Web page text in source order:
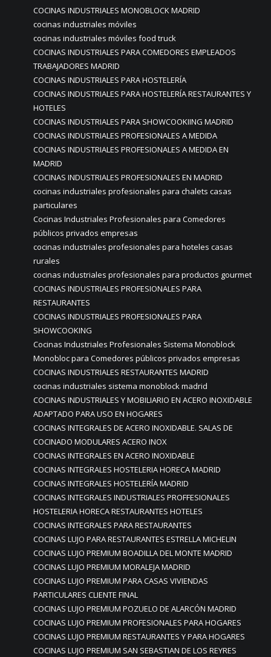
COCINAS INDUSTRIALES MONOBLOCK MADRID
cocinas industriales móviles
cocinas industriales móviles food truck
COCINAS INDUSTRIALES PARA COMEDORES EMPLEADOS
TRABAJADORES MADRID
COCINAS INDUSTRIALES PARA HOSTELERÍA
COCINAS INDUSTRIALES PARA HOSTELERÍA RESTAURANTES Y
HOTELES
COCINAS INDUSTRIALES PARA SHOWCOOKIING MADRID
COCINAS INDUSTRIALES PROFESIONALES A MEDIDA
COCINAS INDUSTRIALES PROFESIONALES A MEDIDA EN
MADRID
COCINAS INDUSTRIALES PROFESIONALES EN MADRID
cocinas industriales profesionales para chalets casas
particulares
Cocinas Industriales Profesionales para Comedores
públicos privados empresas
cocinas industriales profesionales para hoteles casas
rurales
cocinas industriales profesionales para productos gourmet
COCINAS INDUSTRIALES PROFESIONALES PARA
RESTAURANTES
COCINAS INDUSTRIALES PROFESIONALES PARA
SHOWCOOKING
Cocinas Industriales Profesionales Sistema Monoblock
Monobloc para Comedores públicos privados empresas
COCINAS INDUSTRIALES RESTAURANTES MADRID
cocinas industriales sistema monoblock madrid
COCINAS INDUSTRIALES Y MOBILIARIO EN ACERO INOXIDABLE
ADAPTADO PARA USO EN HOGARES
COCINAS INTEGRALES DE ACERO INOXIDABLE. SALAS DE
COCINADO MODULARES ACERO INOX
COCINAS INTEGRALES EN ACERO INOXIDABLE
COCINAS INTEGRALES HOSTELERIA HORECA MADRID
COCINAS INTEGRALES HOSTELERÍA MADRID
COCINAS INTEGRALES INDUSTRIALES PROFFESIONALES
HOSTELERIA HORECA RESTAURANTES HOTELES
COCINAS INTEGRALES PARA RESTAURANTES
COCINAS LUJO PARA RESTAURANTES ESTRELLA MICHELIN
COCINAS LUJO PREMIUM BOADILLA DEL MONTE MADRID
COCINAS LUJO PREMIUM MORALEJA MADRID
COCINAS LUJO PREMIUM PARA CASAS VIVIENDAS
PARTICULARES CLIENTE FINAL
COCINAS LUJO PREMIUM POZUELO DE ALARCÓN MADRID
COCINAS LUJO PREMIUM PROFESIONALES PARA HOGARES
COCINAS LUJO PREMIUM RESTAURANTES Y PARA HOGARES
COCINAS LUJO PREMIUM SAN SEBASTIAN DE LOS REYRES